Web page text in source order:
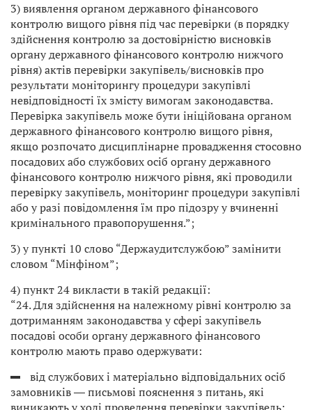
3) виявлення органом державного фінансового
контролю вищого рівня під час перевірки (в порядку
здійснення контролю за достовірністю висновків
органу державного фінансового контролю нижчого
рівня) актів перевірки закупівель/висновків про
результати моніторингу процедури закупівлі
невідповідності їх змісту вимогам законодавства.
Перевірка закупівель може бути ініційована органом
державного фінансового контролю вищого рівня,
якщо розпочато дисциплінарне провадження стосовно
посадових або службових осіб органу державного
фінансового контролю нижчого рівня, які проводили
перевірку закупівель, моніторинг процедури закупівлі
або у разі повідомлення їм про підозру у вчиненні
кримінального правопорушення.”;
3) у пункті 10 слово “Держаудитслужбою” замінити
словом “Мінфіном”;
4) пункт 24 викласти в такій редакції:
“24. Для здійснення на належному рівні контролю за
дотриманням законодавства у сфері закупівель
посадові особи органу державного фінансового
контролю мають право одержувати:
від службових і матеріально відповідальних осіб
замовників ― письмові пояснення з питань, які